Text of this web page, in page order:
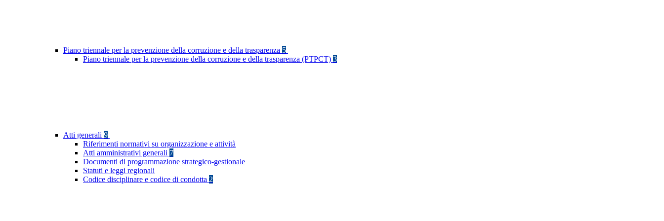
Piano triennale per la prevenzione della corruzione e della trasparenza 5
Piano triennale per la prevenzione della corruzione e della trasparenza (PTPCT) 3
Atti generali 9
Riferimenti normativi su organizzazione e attività
Atti amministrativi generali 7
Documenti di programmazione strategico-gestionale
Statuti e leggi regionali
Codice disciplinare e codice di condotta 2